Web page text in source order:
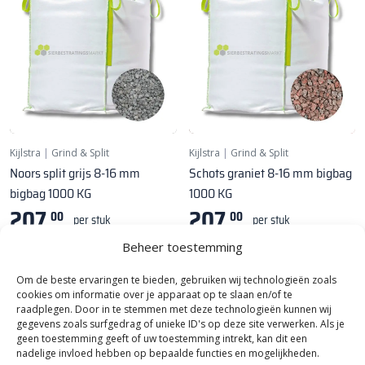
Beheer toestemming
Om de beste ervaringen te bieden, gebruiken wij technologieën zoals
cookies om informatie over je apparaat op te slaan en/of te
raadplegen. Door in te stemmen met deze technologieën kunnen wij
gegevens zoals surfgedrag of unieke ID's op deze site verwerken. Als je
geen toestemming geeft of uw toestemming intrekt, kan dit een
nadelige invloed hebben op bepaalde functies en mogelijkheden.
Kijlstra | Grind & Split
Noors split grijs 8-16 mm
bigbag 1000 KG
207, 00 per stuk
Kijlstra | Grind & Split
Schots graniet 8-16 mm bigbag
1000 KG
207, 00 per stuk
1